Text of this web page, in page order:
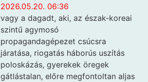
2026.05.20. 06:36
vagy a dagadt, aki, az észak-koreai
szintű agymosó
propagandagépezet csúcsra
járatása, riogatás háborús uszítás
poloskázás, gyerekek öregek
gátlástalan, előre megfontoltan aljas